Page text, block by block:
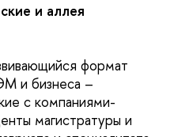
и аллея
формат
и бизнеса –
с компаниями-
магистратуры и